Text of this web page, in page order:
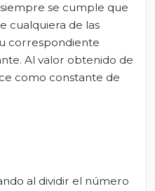
se cumple que
cualquiera de las
correspondiente
Al valor obtenido de
como constante de
al dividir el número